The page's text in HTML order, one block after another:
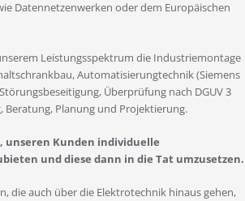
Datennetzenwerken oder dem Europäischen
Leistungsspektrum die Industriemontage
Automatisierungtechnik (Siemens
Überprüfung nach DGUV 3
Beratung, Planung und Projektierung.
unseren Kunden individuelle
und diese dann in die Tat umzusetzen.
die auch über die Elektrotechnik hinaus gehen,